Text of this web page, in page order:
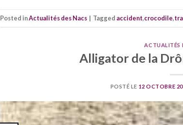
Posted inActualités des Nacs | Tagged accident,crocodile,
ACTUALITÉS
Alligator de la
POSTÉ LE 12 OCTOBRE